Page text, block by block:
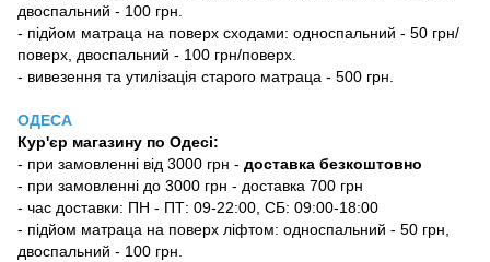
двоспальний - 100 грн.
- підйом матраца на поверх сходами: односпальний - 50 грн/
поверх, двоспальний - 100 грн/поверх.
- вивезення та утилізація старого матраца - 500 грн.
ОДЕСА
Кур'єр магазину по Одесі:
- при замовленні від 3000 грн - доставка безкоштовно
- при замовленні до 3000 грн - доставка 700 грн
- час доставки: ПН - ПТ: 09-22:00, СБ: 09:00-18:00
- підйом матраца на поверх ліфтом: односпальний - 50 грн,
двоспальний - 100 грн.